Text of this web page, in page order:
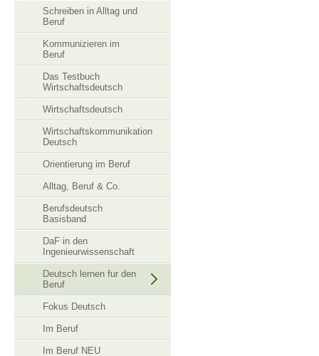
Schreiben in Alltag und
Beruf
Kommunizieren im
Beruf
Das Testbuch
Wirtschaftsdeutsch
Wirtschaftsdeutsch
Wirtschaftskommunikation
Deutsch
Orientierung im Beruf
Alltag, Beruf & Co.
Berufsdeutsch
Basisband
DaF in den
Ingenieurwissenschaft
Deutsch lernen fur den
Beruf
Fokus Deutsch
Im Beruf
Im Beruf NEU